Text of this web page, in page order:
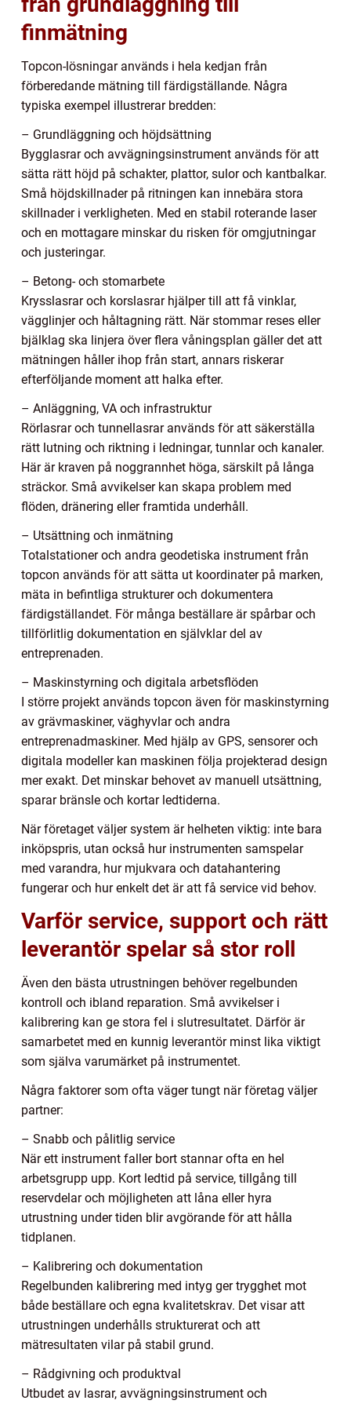
finmätning
Topcon-lösningar används i hela kedjan från
förberedande mätning till färdigställande. Några
typiska exempel illustrerar bredden:
– Grundläggning och höjdsättning
Bygglasrar och avvägningsinstrument används för att
sätta rätt höjd på schakter, plattor, sulor och kantbalkar.
Små höjdskillnader på ritningen kan innebära stora
skillnader i verkligheten. Med en stabil roterande laser
och en mottagare minskar du risken för omgjutningar
och justeringar.
– Betong- och stomarbete
Krysslasrar och korslasrar hjälper till att få vinklar,
vägglinjer och håltagning rätt. När stommar reses eller
bjälklag ska linjera över flera våningsplan gäller det att
mätningen håller ihop från start, annars riskerar
efterföljande moment att halka efter.
– Anläggning, VA och infrastruktur
Rörlasrar och tunnellasrar används för att säkerställa
rätt lutning och riktning i ledningar, tunnlar och kanaler.
Här är kraven på noggrannhet höga, särskilt på långa
sträckor. Små avvikelser kan skapa problem med
flöden, dränering eller framtida underhåll.
– Utsättning och inmätning
Totalstationer och andra geodetiska instrument från
topcon används för att sätta ut koordinater på marken,
mäta in befintliga strukturer och dokumentera
färdigställandet. För många beställare är spårbar och
tillförlitlig dokumentation en självklar del av
entreprenaden.
– Maskinstyrning och digitala arbetsflöden
I större projekt används topcon även för maskinstyrning
av grävmaskiner, väghyvlar och andra
entreprenadmaskiner. Med hjälp av GPS, sensorer och
digitala modeller kan maskinen följa projekterad design
mer exakt. Det minskar behovet av manuell utsättning,
sparar bränsle och kortar ledtiderna.
När företaget väljer system är helheten viktig: inte bara
inköpspris, utan också hur instrumenten samspelar
med varandra, hur mjukvara och datahantering
fungerar och hur enkelt det är att få service vid behov.
Varför service, support och rätt
leverantör spelar så stor roll
Även den bästa utrustningen behöver regelbunden
kontroll och ibland reparation. Små avvikelser i
kalibrering kan ge stora fel i slutresultatet. Därför är
samarbetet med en kunnig leverantör minst lika viktigt
som själva varumärket på instrumentet.
Några faktorer som ofta väger tungt när företag väljer
partner:
– Snabb och pålitlig service
När ett instrument faller bort stannar ofta en hel
arbetsgrupp upp. Kort ledtid på service, tillgång till
reservdelar och möjligheten att låna eller hyra
utrustning under tiden blir avgörande för att hålla
tidplanen.
– Kalibrering och dokumentation
Regelbunden kalibrering med intyg ger trygghet mot
både beställare och egna kvalitetskrav. Det visar att
utrustningen underhålls strukturerat och att
mätresultaten vilar på stabil grund.
– Rådgivning och produktval
Utbudet av lasrar, avvägningsinstrument och